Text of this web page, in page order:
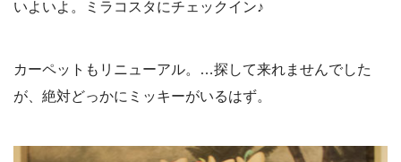
いよいよ。ミラコスタにチェックイン♪
カーペットもリニューアル。…探して来れませんでした
が、絶対どっかにミッキーがいるはず。